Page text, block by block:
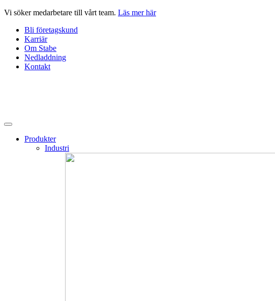
Hoppa
innehåll
Vi söker medarbetare till vårt team. Läs mer här
Bli företagskund
Karriär
Om Stabe
Nedladdning
Kontakt
Produkter
Industri